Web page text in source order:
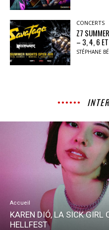
CONCERTS
Z7
– 3, 4, 6
STÉPHANE
Accueil
KAREN DIÓ, LA SICK GIRL
HELLFEST